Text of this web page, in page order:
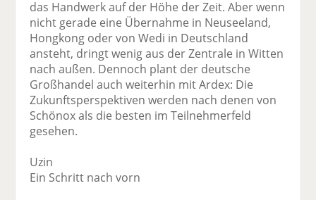
das Handwerk auf der Höhe der Zeit. Aber wenn
nicht gerade eine Übernahme in Neuseeland,
Hongkong oder von Wedi in Deutschland
ansteht, dringt wenig aus der Zentrale in Witten
nach außen. Dennoch plant der deutsche
Großhandel auch weiterhin mit Ardex: Die
Zukunftsperspektiven werden nach denen von
Schönox als die besten im Teilnehmerfeld
gesehen.
Uzin
Ein Schritt nach vorn